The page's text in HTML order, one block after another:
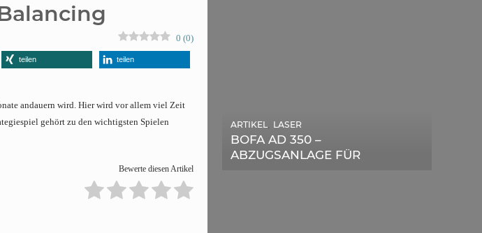
0 (0)
teilen teilen
andauern wird. Hier wird vor allem viel Zeit
gehört zu den wichtigsten Spielen
Bewerte diesen Artikel
BOFA AD 350 –
ABZUGSANLAGE FÜR
ARTIKEL, LASER
DIE BEDEUTENDSTEN
SCHRITTE ZUR
ARTIKEL, SONSTIGE